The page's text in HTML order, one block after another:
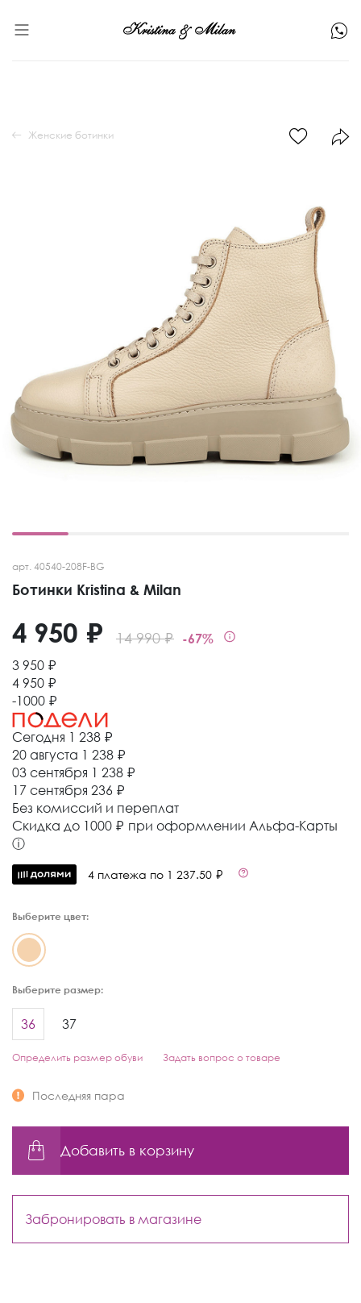
арт. 40540-208F-BG
Ботинки Kristina & Milan
14 990 ₽ -67%
4 950 ₽
3 950 ₽
4 950 ₽
-1000 ₽
Сегодня 1 238 ₽
20 августа 1 238 ₽
03 сентября 1 238 ₽
17 сентября 236 ₽
Без комиссий и переплат
Cкидка до 1000 ₽ при оформлении Альфа-Карты
ⓘ
4 платежа по 1 237.50 ₽
Выберите цвет:
Выберите размер:
36 37
Определить размер обуви Задать вопрос о товаре
Последняя пара
Добавить в корзину
Забронировать в магазине
Женские ботинки